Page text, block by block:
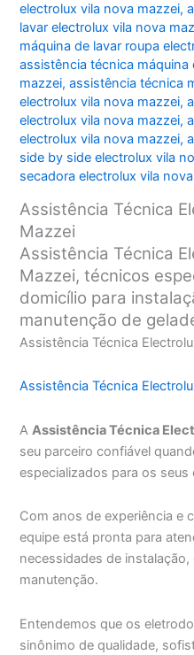
electrolux vila nova mazzei,
lavar electrolux vila nova
máquina de lavar roupa
assistência técnica
mazzei,assistência técnica
electrolux vila nova mazzei,
electrolux vila nova mazzei,
electrolux vila nova mazzei,
side by side electrolux vila
secadora electrolux vila
Assistência Técnica
Mazzei
Assistência Técnica
Mazzei, técnicos
domicílio para
manutenção de
Assistência Técnica
Assistência Técnica
AAssistência Técnica
seu parceiro confiável
especializados para os
Com anos de experiência e
equipe está pronta para
necessidades de
manutenção.
Entendemos que os
sinônimo de qualidade,